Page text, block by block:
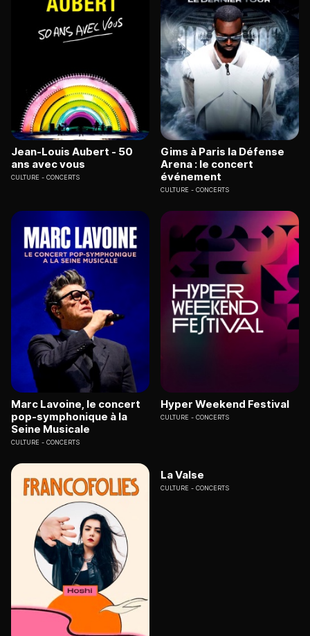
Jean-Louis Aubert - 50
ans avec vous
CULTURE CONCERTS
Gims à Paris la Défense
Arena : le concert
événement
CULTURE CONCERTS
Marc Lavoine, le concert
pop-symphonique à la
Seine Musicale
CULTURE CONCERTS
Hyper Weekend Festival
CULTURE CONCERTS
La Valse
CULTURE CONCERTS